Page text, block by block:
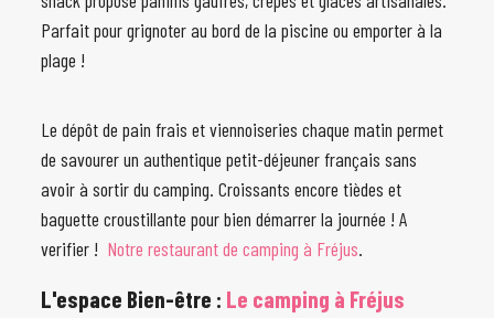
Parfait pour grignoter au bord de la piscine ou emporter à la
plage !
Le dépôt de pain frais et viennoiseries chaque matin permet
de savourer un authentique petit-déjeuner français sans
avoir à sortir du camping. Croissants encore tièdes et
baguette croustillante pour bien démarrer la journée ! A
verifier ! Notre restaurant de camping à Fréjus.
L'espace Bien-être : Le camping à Fréjus